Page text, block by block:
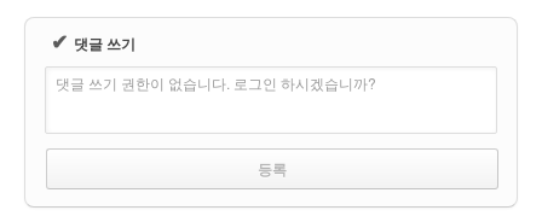
✔ 댓글 쓰기
댓글 쓰기 권한이 없습니다. 로그인 하시겠습니까?